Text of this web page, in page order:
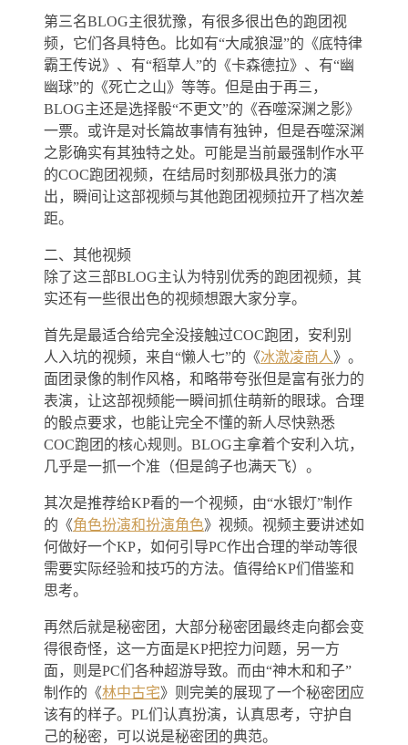
第三名BLOG主很犹豫，有很多很出色的跑团视
频，它们各具特色。比如有“大咸狼湿”的《底特律
霸王传说》、有“稻草人”的《卡森德拉》、有“幽
幽球”的《死亡之山》等等。但是由于再三，
BLOG主还是选择骰“不更文”的《吞噬深渊之影》
一票。或许是对长篇故事情有独钟，但是吞噬深渊
之影确实有其独特之处。可能是当前最强制作水平
的COC跑团视频，在结局时刻那极具张力的演
出，瞬间让这部视频与其他跑团视频拉开了档次差
距。
二、其他视频
除了这三部BLOG主认为特别优秀的跑团视频，其
实还有一些很出色的视频想跟大家分享。
首先是最适合给完全没接触过COC跑团，安利别
人入坑的视频，来自“懒人七”的《冰激凌商人》。
面团录像的制作风格，和略带夸张但是富有张力的
表演，让这部视频能一瞬间抓住萌新的眼球。合理
的骰点要求，也能让完全不懂的新人尽快熟悉
COC跑团的核心规则。BLOG主拿着个安利入坑，
几乎是一抓一个准（但是鸽子也满天飞）。
其次是推荐给KP看的一个视频，由“水银灯”制作
的《角色扮演和扮演角色》视频。视频主要讲述如
何做好一个KP，如何引导PC作出合理的举动等很
需要实际经验和技巧的方法。值得给KP们借鉴和
思考。
再然后就是秘密团，大部分秘密团最终走向都会变
得很奇怪，这一方面是KP把控力问题，另一方
面，则是PC们各种超游导致。而由“神木和和子”
制作的《林中古宅》则完美的展现了一个秘密团应
该有的样子。PL们认真扮演，认真思考，守护自
己的秘密，可以说是秘密团的典范。